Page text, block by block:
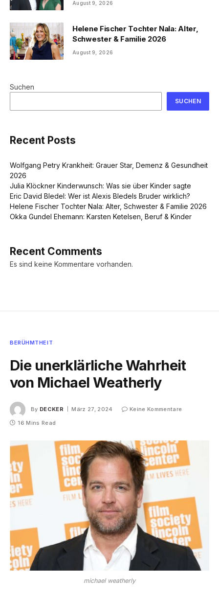
August 9, 2026
Helene Fischer Tochter Nala: Alter,
Schwester & Familie 2026
August 9, 2026
Suchen
SUCHEN
Recent Posts
Wolfgang Petry Krankheit: Grauer Star, Demenz & Gesundheit
2026
Julia Klöckner Kinderwunsch: Was sie über Kinder sagte
Eric David Bledel: Wer ist Alexis Bledels Bruder wirklich?
Helene Fischer Tochter Nala: Alter, Schwester & Familie 2026
Okka Gundel Ehemann: Karsten Ketelsen, Beruf & Kinder
Recent Comments
Es sind keine Kommentare vorhanden.
BERÜHMTHEIT
Die unerklärliche Wahrheit
von Michael Weatherly
By DECKER März 27, 2024
Keine Kommentare
16 Mins Read
michael weatherly